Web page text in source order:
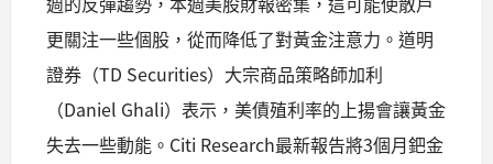
更關注一些個股，從而降低了對黃金注意力。道明
證券（TD Securities）大宗商品策略師加利
（Daniel Ghali）表示，美債殖利率的上揚會讓黃金
失去一些動能。Citi Research最新報告將3個月鈀金